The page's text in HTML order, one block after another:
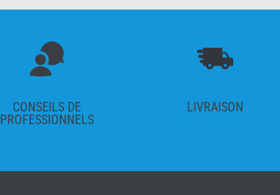
CONSEILS DE
PROFESSIONNELS
LIVRAISON